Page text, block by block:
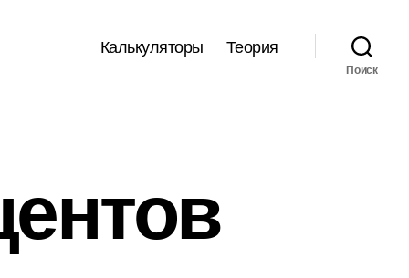
Калькуляторы Теория
Поиск